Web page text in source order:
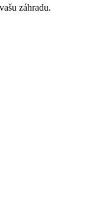
záhradu.